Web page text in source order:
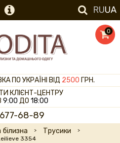
RUUA
0
ПО УКРАЇНІ ВІД 2500 ГРН.
КЛІЄНТ-ЦЕНТРУ
9:00 ДО 18:00
68-89
Трусики
3354